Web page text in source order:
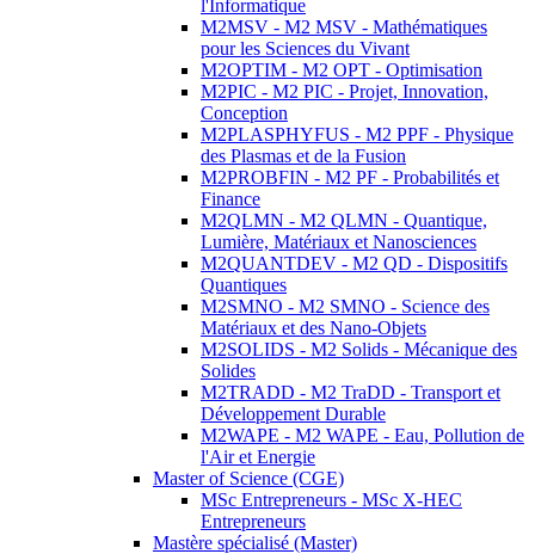
l'Informatique
M2MSV - M2 MSV - Mathématiques
pour les Sciences du Vivant
M2OPTIM - M2 OPT - Optimisation
M2PIC - M2 PIC - Projet, Innovation,
Conception
M2PLASPHYFUS - M2 PPF - Physique
des Plasmas et de la Fusion
M2PROBFIN - M2 PF - Probabilités et
Finance
M2QLMN - M2 QLMN - Quantique,
Lumière, Matériaux et Nanosciences
M2QUANTDEV - M2 QD - Dispositifs
Quantiques
M2SMNO - M2 SMNO - Science des
Matériaux et des Nano-Objets
M2SOLIDS - M2 Solids - Mécanique des
Solides
M2TRADD - M2 TraDD - Transport et
Développement Durable
M2WAPE - M2 WAPE - Eau, Pollution de
l'Air et Energie
Master of Science (CGE)
MSc Entrepreneurs - MSc X-HEC
Entrepreneurs
Mastère spécialisé (Master)